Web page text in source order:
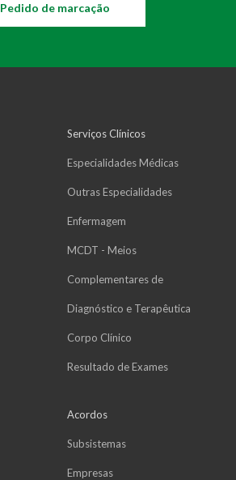
Pedido de marcação
Serviços Clínicos
Especialidades Médicas
Outras Especialidades
Enfermagem
MCDT - Meios
Complementares de
Diagnóstico e Terapêutica
Corpo Clínico
Resultado de Exames
Acordos
Subsistemas
Empresas